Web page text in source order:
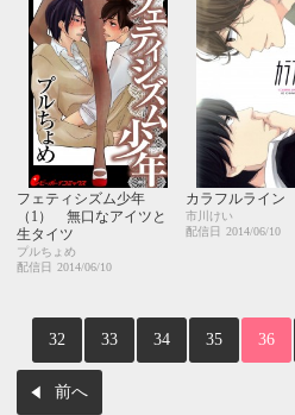
フェティシズム少年
（1） 無口なアイツと
生タイツ
プルちょめ
配信日
2014/06/10
カラフルライン
市川けい
配信日
2014/06/10
前へ
32 33 34 35 36